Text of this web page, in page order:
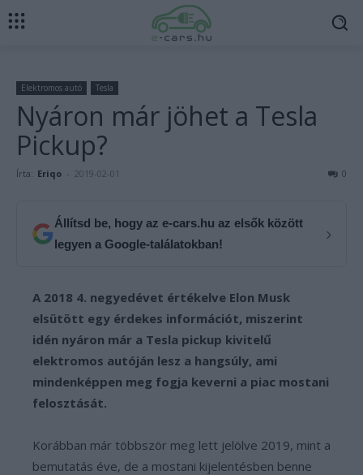
Elektromos autó Tesla
Nyáron már jöhet a Tesla
Pickup?
Írta: Eriqo - 2019-02-01 0
Állítsd be, hogy az e-cars.hu az elsők között
legyen a Google-találatokban!
›
A 2018 4. negyedévet értékelve Elon Musk
elsütött egy érdekes információt, miszerint
idén nyáron már a Tesla pickup kivitelű
elektromos autóján lesz a hangsúly, ami
mindenképpen meg fogja keverni a piac mostani
felosztását.
Korábban már többször meg lett jelölve 2019, mint a
bemutatás éve, de a mostani kijelentésben benne